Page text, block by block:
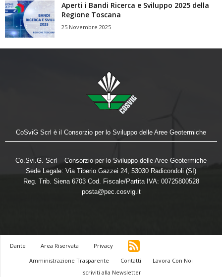
Aperti i Bandi Ricerca e Sviluppo 2025 della
Regione Toscana
25 Novembre 2025
CoSviG Scrl è il Consorzio per lo Sviluppo delle Aree Geotermiche
Co.Svi.G. Scrl – Consorzio per lo Sviluppo delle Aree Geotermiche
Sede Legale: Via Tiberio Gazzei 24, 53030 Radicondoli (SI)
Reg. Trib. Siena 6703 Cod. Fiscale/Partita IVA: 00725800528
posta@pec.cosvig.it
Dante Area Riservata
Privacy
Amministrazione Trasparente
Contatti
Lavora Con Noi
Iscriviti alla Newsletter